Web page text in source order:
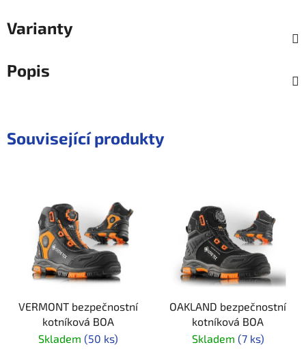
Varianty
Popis
Související produkty
VERMONT bezpečnostní
kotníková BOA
Skladem (50 ks)
OAKLAND bezpečnostní
kotníková BOA
Skladem (7 ks)